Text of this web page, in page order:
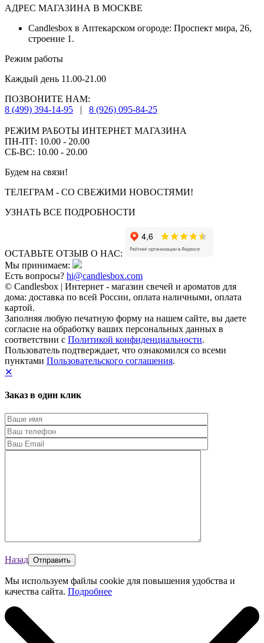
АДРЕС МАГАЗИНА В МОСКВЕ
Candlesbox в Аптекарском огороде: Проспект мира, 26,
строение 1.
Режим работы
Каждый день 11.00-21.00
ПОЗВОНИТЕ НАМ:
8 (499) 394-14-95
| 8 (926) 095-84-25
РЕЖИМ РАБОТЫ ИНТЕРНЕТ МАГАЗИНА
ПН-ПТ: 10.00 - 20.00
СБ-ВС: 10.00 - 20.00
Будем на связи!
ТЕЛЕГРАМ - СО СВЕЖИМИ НОВОСТЯМИ!
УЗНАТЬ ВСЕ ПОДРОБНОСТИ
ОСТАВЬТЕ ОТЗЫВ О НАС:
Мы принимаем:
Есть вопросы? hi@candlesbox.com
© Candlesbox | Интернет - магазин свечей и ароматов для
дома: доставка по всей России, оплата наличными, оплата
картой.
Заполняя любую печатную форму на нашем сайте, вы даете
согласие на обработку ваших персональных данных в
соответствии с Политикой конфиденциальности.
Пользователь подтверждает, что ознакомился со всеми
пунктами Пользовательского соглашения.
✕
Заказ в один клик
Назад
Мы используем файлы cookie для повышения удобства и
качества сайта. Подробнее